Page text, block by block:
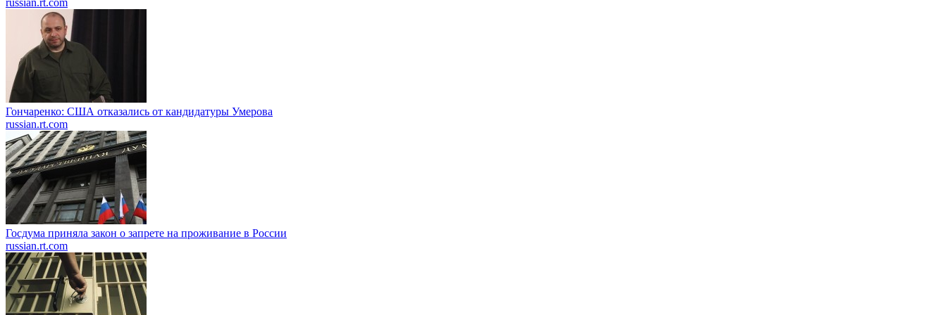
russian.rt.com
Гончаренко: США отказались от кандидатуры Умерова
russian.rt.com
Госдума приняла закон о запрете на проживание в России
russian.rt.com